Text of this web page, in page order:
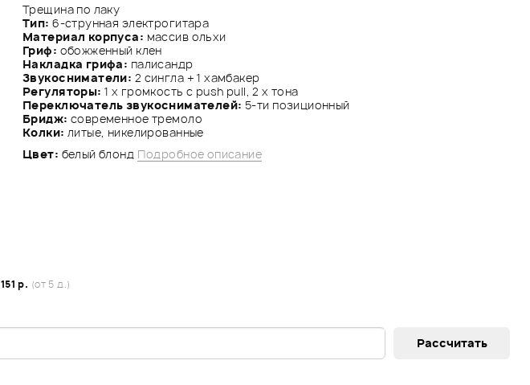
Трещина по лаку
Тип: 6-струнная электрогитара
Материал корпуса: массив ольхи
Гриф: обожженный клен
Накладка грифа: палисандр
Звукосниматели: 2 сингла + 1 хамбакер
Регуляторы: 1 x громкость с push pull, 2 x тона
Переключатель звукоснимателей: 5-ти позиционный
Бридж: современное тремоло
Колки: литые, никелированные
Цвет: белый блонд Подробное описание
151 р. (от 5 д.)